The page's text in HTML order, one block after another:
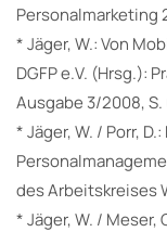
Personalmarketing
* Jäger, W.: Von
DGFP e.V. (Hrsg.):
Ausgabe 3/2008, S.
* Jäger, W. / Porr,
des Arbeitskreises
* Jäger, W. /